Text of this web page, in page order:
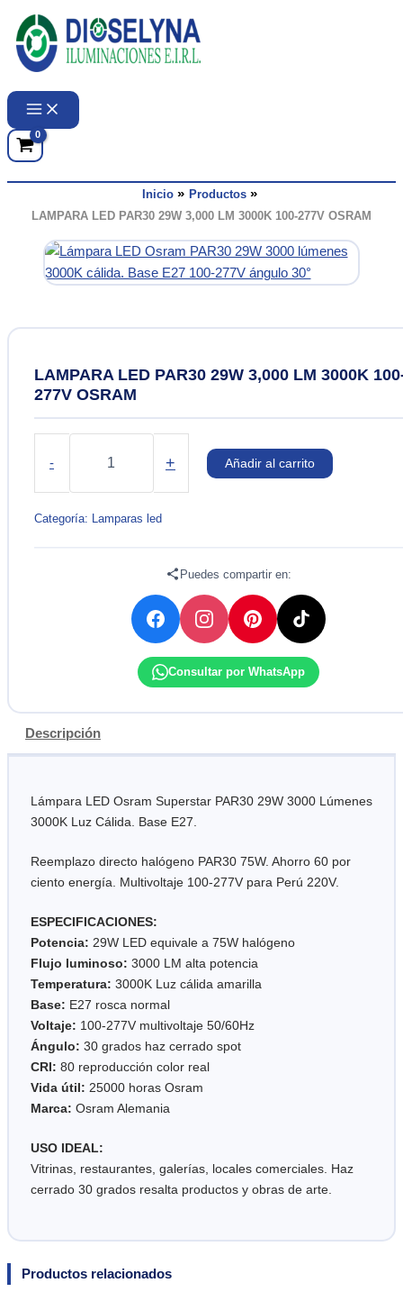
contenido
Inicio
Productos
LAMPARA LED PAR30 29W 3,000 LM 3000K 100-277V OSRAM
LAMPARA LED PAR30 29W 3,000 LM 3000K
277V OSRAM
-
29W
3,000
+ Añadir al carrito
Categoría: Lamparas led
Puedes compartir en:
Consultar por WhatsApp
Descripción
Lámpara LED Osram Superstar PAR30 29W 3000 Lúmenes
3000K Luz Cálida. Base E27.
Reemplazo directo halógeno PAR30 75W. Ahorro 60 por
ciento energía. Multivoltaje 100-277V para Perú 220V.
ESPECIFICACIONES:
Potencia: 29W LED equivale a 75W halógeno
Flujo luminoso: 3000 LM alta potencia
Temperatura: 3000K Luz cálida amarilla
Base: E27 rosca normal
Voltaje: 100-277V multivoltaje 50/60Hz
Ángulo: 30 grados haz cerrado spot
CRI: 80 reproducción color real
Vida útil: 25000 horas Osram
Marca: Osram Alemania
USO IDEAL:
Vitrinas, restaurantes, galerías, locales comerciales. Haz
cerrado 30 grados resalta productos y obras de arte.
Productos relacionados